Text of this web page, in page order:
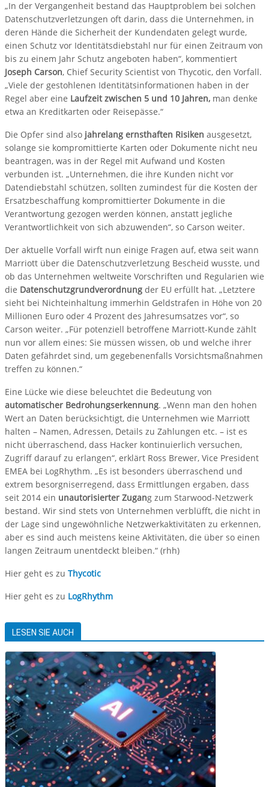
„In der Vergangenheit bestand das Hauptproblem bei solchen
Datenschutzverletzungen oft darin, dass die Unternehmen, in
deren Hände die Sicherheit der Kundendaten gelegt wurde,
einen Schutz vor Identitätsdiebstahl nur für einen Zeitraum von
bis zu einem Jahr Schutz angeboten haben“, kommentiert
Joseph Carson, Chief Security Scientist von Thycotic, den Vorfall.
„Viele der gestohlenen Identitätsinformationen haben in der
Regel aber eine Laufzeit zwischen 5 und 10 Jahren, man denke
etwa an Kreditkarten oder Reisepässe.“
Die Opfer sind also jahrelang ernsthaften Risiken ausgesetzt,
solange sie kompromittierte Karten oder Dokumente nicht neu
beantragen, was in der Regel mit Aufwand und Kosten
verbunden ist. „Unternehmen, die ihre Kunden nicht vor
Datendiebstahl schützen, sollten zumindest für die Kosten der
Ersatzbeschaffung kompromittierter Dokumente in die
Verantwortung gezogen werden können, anstatt jegliche
Verantwortlichkeit von sich abzuwenden“, so Carson weiter.
Der aktuelle Vorfall wirft nun einige Fragen auf, etwa seit wann
Marriott über die Datenschutzverletzung Bescheid wusste, und
ob das Unternehmen weltweite Vorschriften und Regularien wie
die Datenschutzgrundverordnung der EU erfüllt hat. „Letztere
sieht bei Nichteinhaltung immerhin Geldstrafen in Höhe von 20
Millionen Euro oder 4 Prozent des Jahresumsatzes vor“, so
Carson weiter. „Für potenziell betroffene Marriott-Kunde zählt
nun vor allem eines: Sie müssen wissen, ob und welche ihrer
Daten gefährdet sind, um gegebenenfalls Vorsichtsmaßnahmen
treffen zu können.“
Eine Lücke wie diese beleuchtet die Bedeutung von
automatischer Bedrohungserkennung. „Wenn man den hohen
Wert an Daten berücksichtigt, die Unternehmen wie Marriott
halten – Namen, Adressen, Details zu Zahlungen etc. – ist es
nicht überraschend, dass Hacker kontinuierlich versuchen,
Zugriff darauf zu erlangen“, erklärt Ross Brewer, Vice President
EMEA bei LogRhythm. „Es ist besonders überraschend und
extrem besorgniserregend, dass Ermittlungen ergaben, dass
seit 2014 ein unautorisierter Zugang zum Starwood-Netzwerk
bestand. Wir sind stets von Unternehmen verblüfft, die nicht in
der Lage sind ungewöhnliche Netzwerkaktivitäten zu erkennen,
aber es sind auch meistens keine Aktivitäten, die über so einen
langen Zeitraum unentdeckt bleiben.“ (rhh)
Hier geht es zu Thycotic
Hier geht es zu LogRhythm
LESEN SIE AUCH